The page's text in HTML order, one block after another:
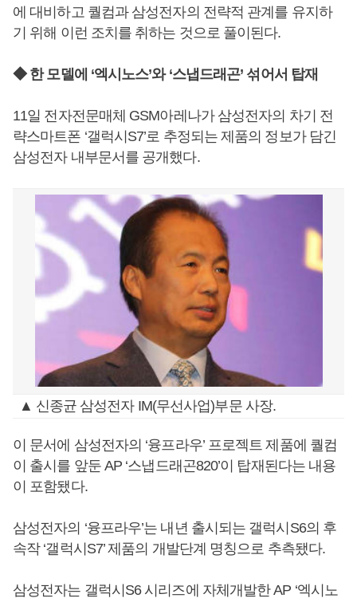
에 대비하고 퀄컴과 삼성전자의 전략적 관계를 유지하
기 위해 이런 조치를 취하는 것으로 풀이된다.
◆ 한 모델에 ‘엑시노스’와 ‘스냅드래곤’ 섞어서 탑재
11일 전자전문매체 GSM아레나가 삼성전자의 차기 전
략스마트폰 ‘갤럭시S7’로 추정되는 제품의 정보가 담긴
삼성전자 내부문서를 공개했다.
▲ 신종균 삼성전자 IM(무선사업)부문 사장.
이 문서에 삼성전자의 ‘융프라우’ 프로젝트 제품에 퀄컴
이 출시를 앞둔 AP ‘스냅드래곤820’이 탑재된다는 내용
이 포함됐다.
삼성전자의 ‘융프라우’는 내년 출시되는 갤럭시S6의 후
속작 ‘갤럭시S7’ 제품의 개발단계 명칭으로 추측됐다.
삼성전자는 갤럭시S6 시리즈에 자체개발한 AP ‘엑시노